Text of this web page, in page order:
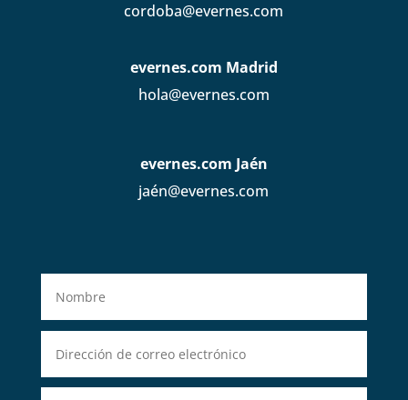
cordoba@evernes.com
evernes.com Madrid
hola@evernes.com
evernes.com Jaén
jaén@evernes.com